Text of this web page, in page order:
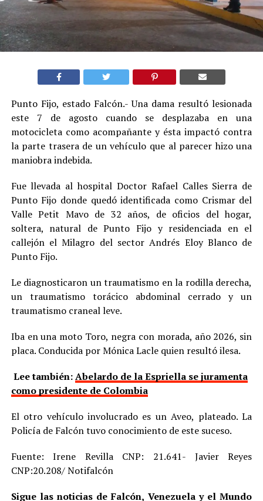
Punto Fijo, estado Falcón.- Una dama resultó lesionada
este 7 de agosto cuando se desplazaba en una
motocicleta como acompañante y ésta impactó contra
la parte trasera de un vehículo que al parecer hizo una
maniobra indebida.
Fue llevada al hospital Doctor Rafael Calles Sierra de
Punto Fijo donde quedó identificada como Crismar del
Valle Petit Mavo de 32 años, de oficios del hogar,
soltera, natural de Punto Fijo y residenciada en el
callejón el Milagro del sector Andrés Eloy Blanco de
Punto Fijo.
Le diagnosticaron un traumatismo en la rodilla derecha,
un traumatismo torácico abdominal cerrado y un
traumatismo craneal leve.
Iba en una moto Toro, negra con morada, año 2026, sin
placa. Conducida por Mónica Lacle quien resultó ilesa.
Lee también:Abelardo de la Espriella se juramenta
como presidente de Colombia
El otro vehículo involucrado es un Aveo, plateado. La
Policía de Falcón tuvo conocimiento de este suceso.
Fuente: Irene Revilla CNP: 21.641- Javier Reyes
CNP:20.208/ Notifalcón
Sigue las noticias de Falcón, Venezuela y el Mundo